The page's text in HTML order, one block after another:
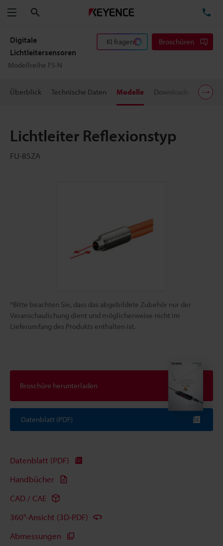
Menü
Digitale
Lichtleitersensoren
Modellreihe FS-N
KI fragen Broschüren
Überblick Technische Daten Modelle Downloads
Lichtleiter Reflexionstyp
FU-85ZA
*Bitte beachten Sie, dass das abgebildete Zubehör nur der
Veranschaulichung dient und möglicherweise nicht im
Lieferumfang des Produkts enthalten ist.
Broschüre herunterladen
Datenblatt (PDF)
Datenblatt (PDF)
Handbücher
CAD / CAE
360°-Ansicht (3D-PDF)
Abmessungen